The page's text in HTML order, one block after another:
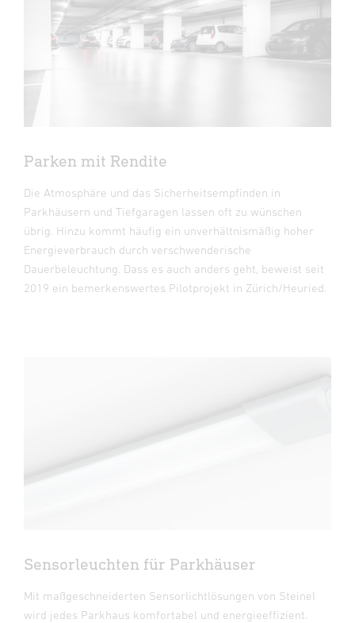
Parken mit Rendite
Die Atmosphäre und das Sicherheitsempfinden in
Parkhäusern und Tiefgaragen lassen oft zu wünschen
übrig. Hinzu kommt häufig ein unverhältnismäßig hoher
Energieverbrauch durch verschwenderische
Dauerbeleuchtung. Dass es auch anders geht, beweist seit
2019 ein bemerkenswertes Pilotprojekt in Zürich/Heuried.
Sensorleuchten für Parkhäuser
Mit maßgeschneiderten Sensorlichtlösungen von Steinel
wird jedes Parkhaus komfortabel und energieeffizient.